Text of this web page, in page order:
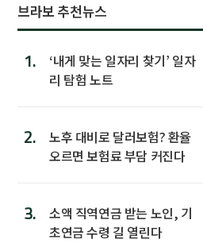
브라보 추천뉴스
1.
‘내게 맞는 일자리 찾기’ 일자
리 탐험 노트
2.
노후 대비로 달러보험? 환율
오르면 보험료 부담 커진다
3.
소액 직역연금 받는 노인, 기
초연금 수령 길 열린다